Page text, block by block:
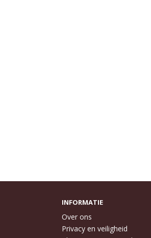
INFORMATIE
Over ons
Privacy en veiligheid